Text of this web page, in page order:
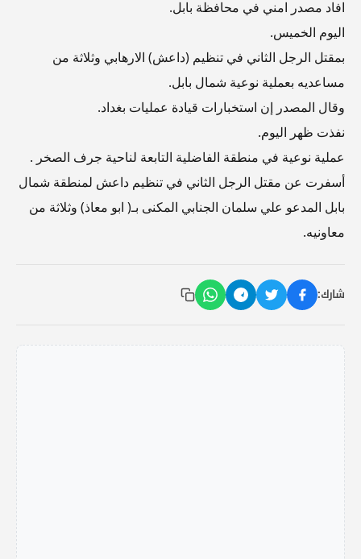
افاد مصدر امني في محافظة بابل.
اليوم الخميس.
بمقتل الرجل الثاني في تنظيم (داعش) الارهابي وثلاثة من
مساعديه بعملية نوعية شمال بابل.
وقال المصدر إن استخبارات قيادة عمليات بغداد.
نفذت ظهر اليوم.
عملية نوعية في منطقة الفاضلية التابعة لناحية جرف الصخر .
أسفرت عن مقتل الرجل الثاني في تنظيم داعش لمنطقة شمال
بابل المدعو علي سلمان الجنابي المكنى بـ( ابو معاذ) وثلاثة من
معاونيه.
شارك: